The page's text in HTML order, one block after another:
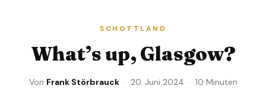
SCHOTTLAND
What’s up, Glasgow?
Von Frank Störbrauck· 20. Juni 2024 · 10 Minuten